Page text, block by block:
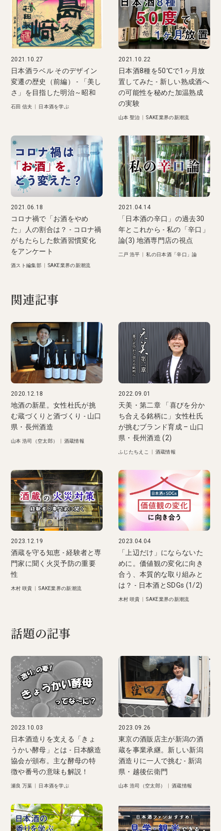
2021.10.27
日本酒ラベル そのデザイン
変遷の歴史（前編） - 「美し
さ」を目指した明治～昭和
石田 信夫 日本酒を学ぶ
2021.10.22
日本酒8種を50℃で1ヶ月放
置してみた - 新しい熟成酒へ
の可能性を秘めた加温熟成
の実験
山本 聖治 |SAKE業界の新潮流
2021.06.18
コロナ禍で「お酒をやめ
た」人の割合は？ - コロナ禍
がもたらした飲酒習慣変化
をアンケート
酒スト編集部| SAKE業界の新潮流
2021.04.14
「日本酒の辛口」の過去30
年とこれから - 私の「辛口」
論(3) 地酒専門店の視点
二戸 浩平 |私の日本酒「辛口」論
関連記事
2020.12.18
地酒の新星。女性杜氏が挑
む蔵づくりと酒づくり - 山口
県・長州酒造
山本 浩司（空太郎） 酒蔵情報
2022.09.01
天美・第二章 「喜びを分か
ち合える銘柄に」女性杜氏
が挑むブランド育成 – 山口
県・長州酒造 (2)
ふじたちえこ 酒蔵情報
2023.12.19
酒蔵を守る知恵 - 経験者と専
門家に聞く火災予防の重要
性
木村 咲貴 |SAKE業界の新潮流
2023.04.04
「上辺だけ」にならないた
めに。価値観の変化に向き
合う、本質的な取り組みと
は？ - 日本酒とSDGs (1/2)
木村 咲貴 |SAKE業界の新潮流
話題の記事
2023.10.03
日本酒造りを支える「きょ
うかい酵母」とは - 日本醸造
協会が頒布。主な酵母の特
徴や番号の意味も解説！
瀬良 万葉 日本酒を学ぶ
2023.09.26
東京の酒販店主が新潟の酒
蔵を事業承継。新しい新潟
酒造りに一人で挑む - 新潟
県・越後伝衛門
山本 浩司（空太郎） 酒蔵情報